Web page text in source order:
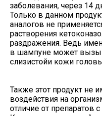
заболевания, через 14
Только в данном
аналогов не
растворения
раздражения. Ведь
в шампуне может
слизистойи кожи
Также этот продукт не
воздействия на
отличие от препаратов